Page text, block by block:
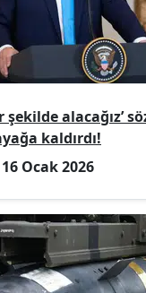
şekilde alacağız’
kaldırdı!
16 Ocak 2026